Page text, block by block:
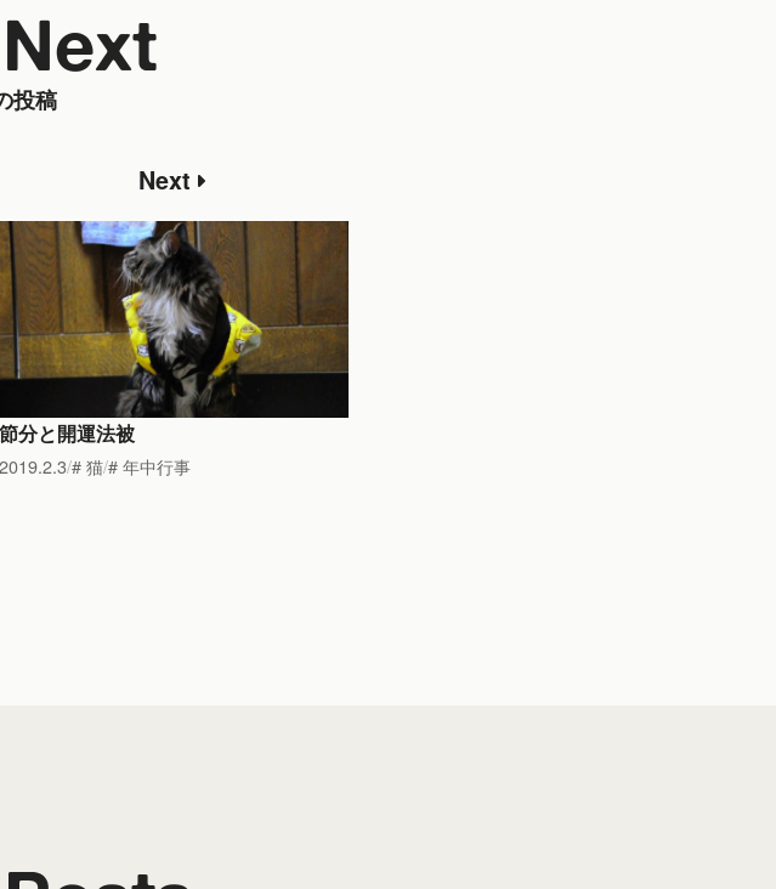
投稿
Next
節分と開運法被
2019.2.3 猫 年中行事